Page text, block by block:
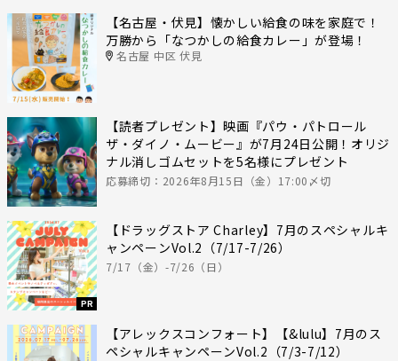
【名古屋・伏見】懐かしい給食の味を家庭で！
万勝から「なつかしの給食カレー」が登場！
名古屋 中区 伏見
【読者プレゼント】映画『パウ・パトロール
ザ・ダイノ・ムービー』が7月24日公開！オリジ
ナル消しゴムセットを5名様にプレゼント
応募締切：2026年8月15日（金）17:00〆切
PR
【ドラッグストア Charley】7月のスペシャルキ
ャンペーンVol.2（7/17-7/26）
7/17（金）-7/26（日）
【アレックスコンフォート】【&lulu】7月のス
ペシャルキャンペーンVol.2（7/3-7/12）